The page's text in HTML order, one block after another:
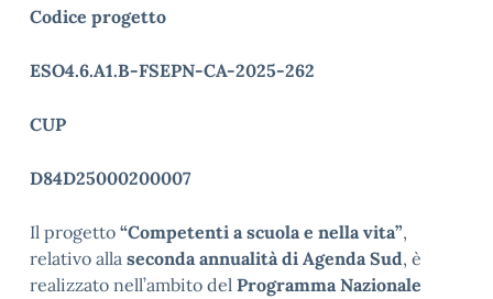
Codice progetto
ESO4.6.A1.B-FSEPN-CA-2025-262
CUP
D84D25000200007
Il progetto “Competenti a scuola e nella vita”,
relativo alla seconda annualità di Agenda Sud, è
realizzato nell’ambito del Programma Nazionale